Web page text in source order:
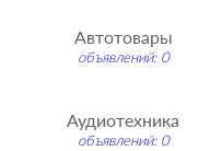
Автотовары
объявлений: 0
Аудиотехника
объявлений: 0